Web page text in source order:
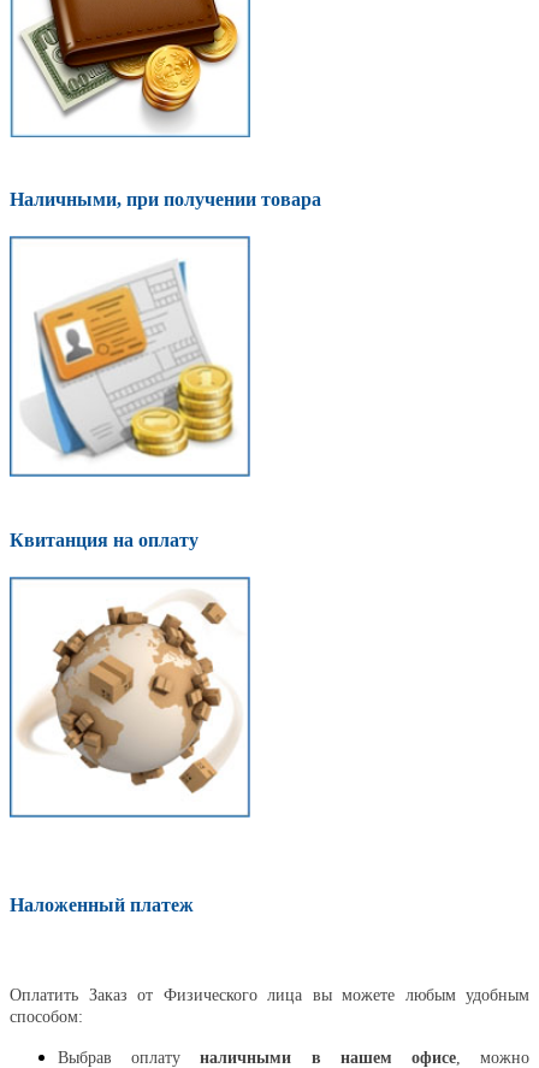
Наличными, при получении товара
Квитанция на оплату
Наложенный платеж
Оплатить Заказ от Физического лица вы можете любым удобным
способом:
Выбрав оплатуналичными в нашем офисе, можно